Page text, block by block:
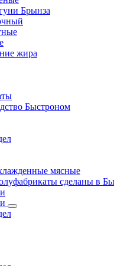
Брынза
жира
Быстроном
мясные
сделаны в